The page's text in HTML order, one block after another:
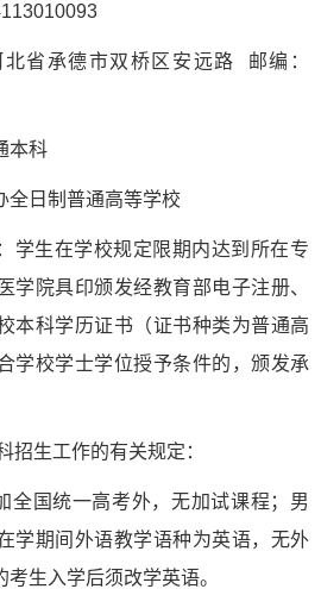
省承德市双桥区安远路 邮编：
本科
全日制普通高等学校
学生在学校规定限期内达到所在专
学院具印颁发经教育部电子注册、
本科学历证书（证书种类为普通高
学校学士学位授予条件的，颁发承
招生工作的有关规定：
全国统一高考外，无加试课程；男
学期间外语教学语种为英语，无外
生入学后须改学英语。